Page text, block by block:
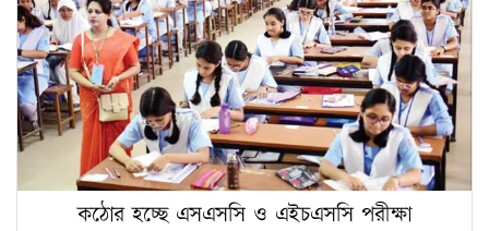
কঠোর হচ্ছে এসএসসি ও এইচএসসি পরীক্ষা